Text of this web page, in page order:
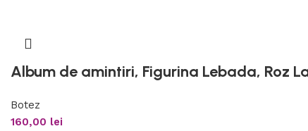
Album de amintiri, Figurina Lebada, Roz
Botez
160,00 lei